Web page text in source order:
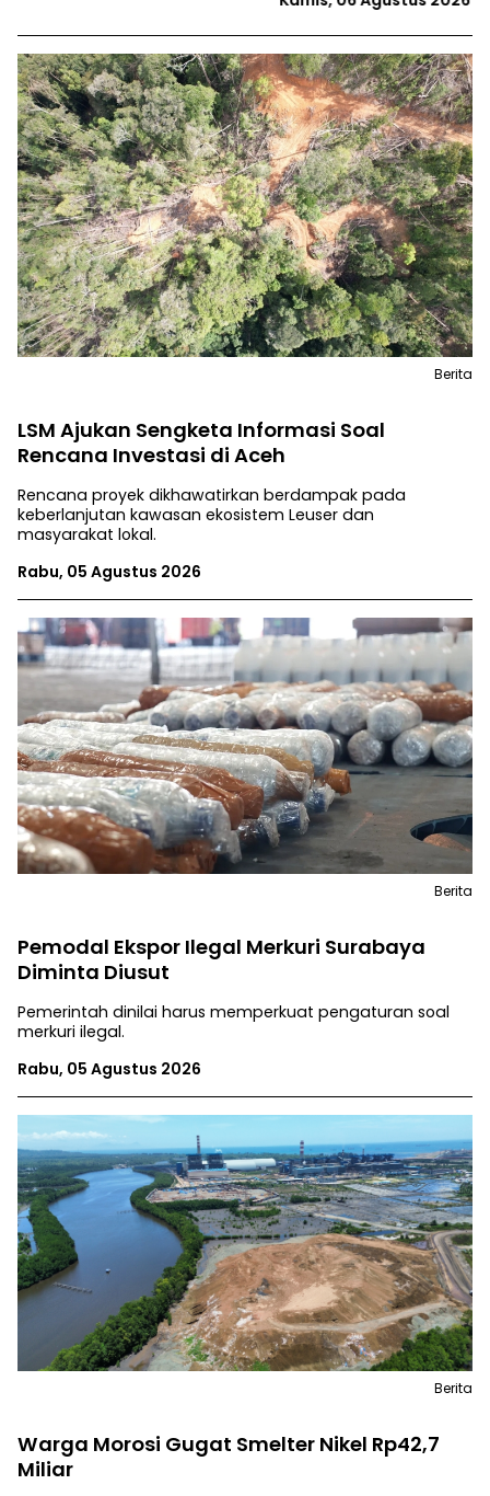
LSM Ajukan Sengketa Informasi Soal
Rencana Investasi di Aceh
Rencana proyek dikhawatirkan berdampak pada
keberlanjutan kawasan ekosistem Leuser dan
masyarakat lokal.
Rabu, 05 Agustus 2026
Berita
Pemodal Ekspor Ilegal Merkuri Surabaya
Diminta Diusut
Pemerintah dinilai harus memperkuat pengaturan soal
merkuri ilegal.
Rabu, 05 Agustus 2026
Berita
Warga Morosi Gugat Smelter Nikel Rp42,7
Miliar
Berita